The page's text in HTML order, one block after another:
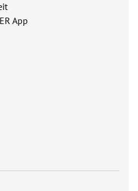
App